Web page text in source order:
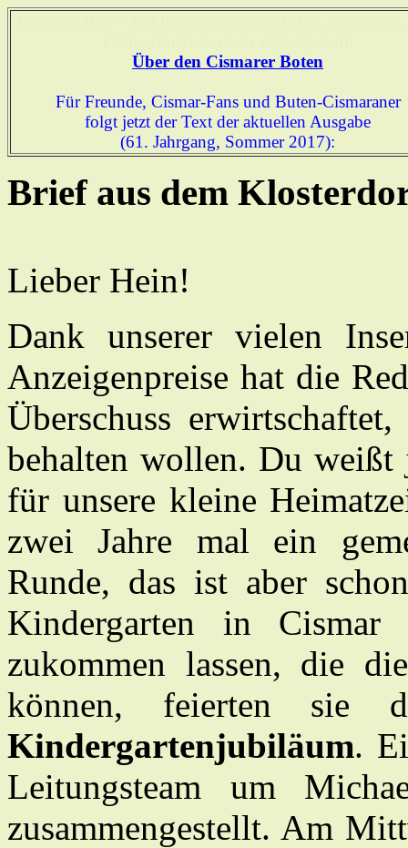
Über den Cismarer Boten
Für Freunde, Cismar-Fans und Buten-Cismaraner
folgt jetzt der Text der aktuellen Ausgabe
(61. Jahrgang, Sommer 2017):
Brief aus dem
Lieber Hein!
Dank unserer vielen
Anzeigenpreise hat die
Überschuss
behalten wollen. Du
für unsere kleine
zwei Jahre mal ein
Runde, das ist aber
Kindergarten in
zukommen lassen, die
können, feierten sie
Kindergartenjubiläum.
Leitungsteam um
zusammengestellt. Am